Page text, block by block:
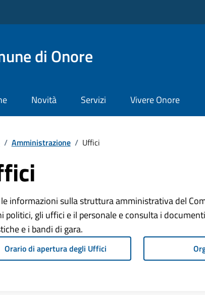
di Onore
Novità Servizi Vivere Onore
/ Amministrazione / Uffici
informazioni sulla struttura amministrativa del
politici, gli uffici e il personale e consulta i
e i bandi di gara.
Orario di apertura degli Uffici